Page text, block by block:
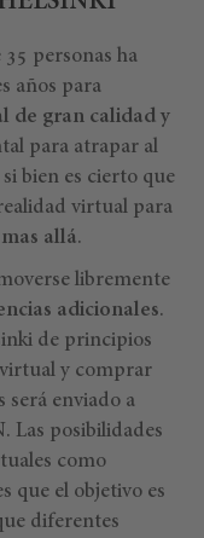
35 personas ha
años para
de gran calidad y
para atrapar al
bien es cierto que
virtual para
allá.
libremente
adicionales.
de principios
y comprar
será enviado a
Las posibilidades
como
que el objetivo es
diferentes